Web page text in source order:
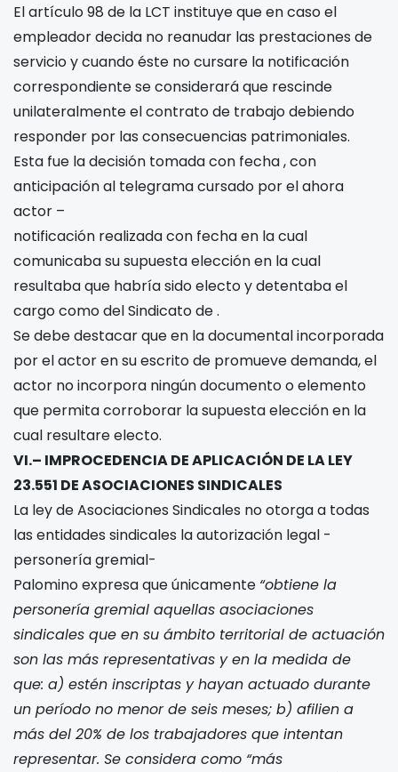
El artículo 98 de la LCT instituye que en caso el
empleador decida no reanudar las prestaciones de
servicio y cuando éste no cursare la notificación
correspondiente se considerará que rescinde
unilateralmente el contrato de trabajo debiendo
responder por las consecuencias patrimoniales.
Esta fue la decisión tomada con fecha, con
anticipación al telegrama cursado por el ahora
actor –
notificación realizada con fechaen la cual
comunicaba su supuesta elección en la cual
resultaba que habría sido electo y detentaba el
cargo comodel Sindicato de.
Se debe destacar que en la documental incorporada
por el actor en su escrito de promueve demanda, el
actor no incorpora ningún documento o elemento
que permita corroborar la supuesta elección en la
cual resultare electo.
VI.– IMPROCEDENCIA DE APLICACIÓN DE LA LEY
23.551 DE ASOCIACIONES SINDICALES
La ley de Asociaciones Sindicales no otorga a todas
las entidades sindicales la autorización legal -
personería gremial-
Palomino expresa que únicamente “obtiene la
personería gremial aquellas asociaciones
sindicales que en su ámbito territorial de actuación
son las más representativas y en la medida de
que: a) estén inscriptas y hayan actuado durante
un período no menor de seis meses; b) afilien a
más del 20% de los trabajadores que intentan
representar. Se considera como “más